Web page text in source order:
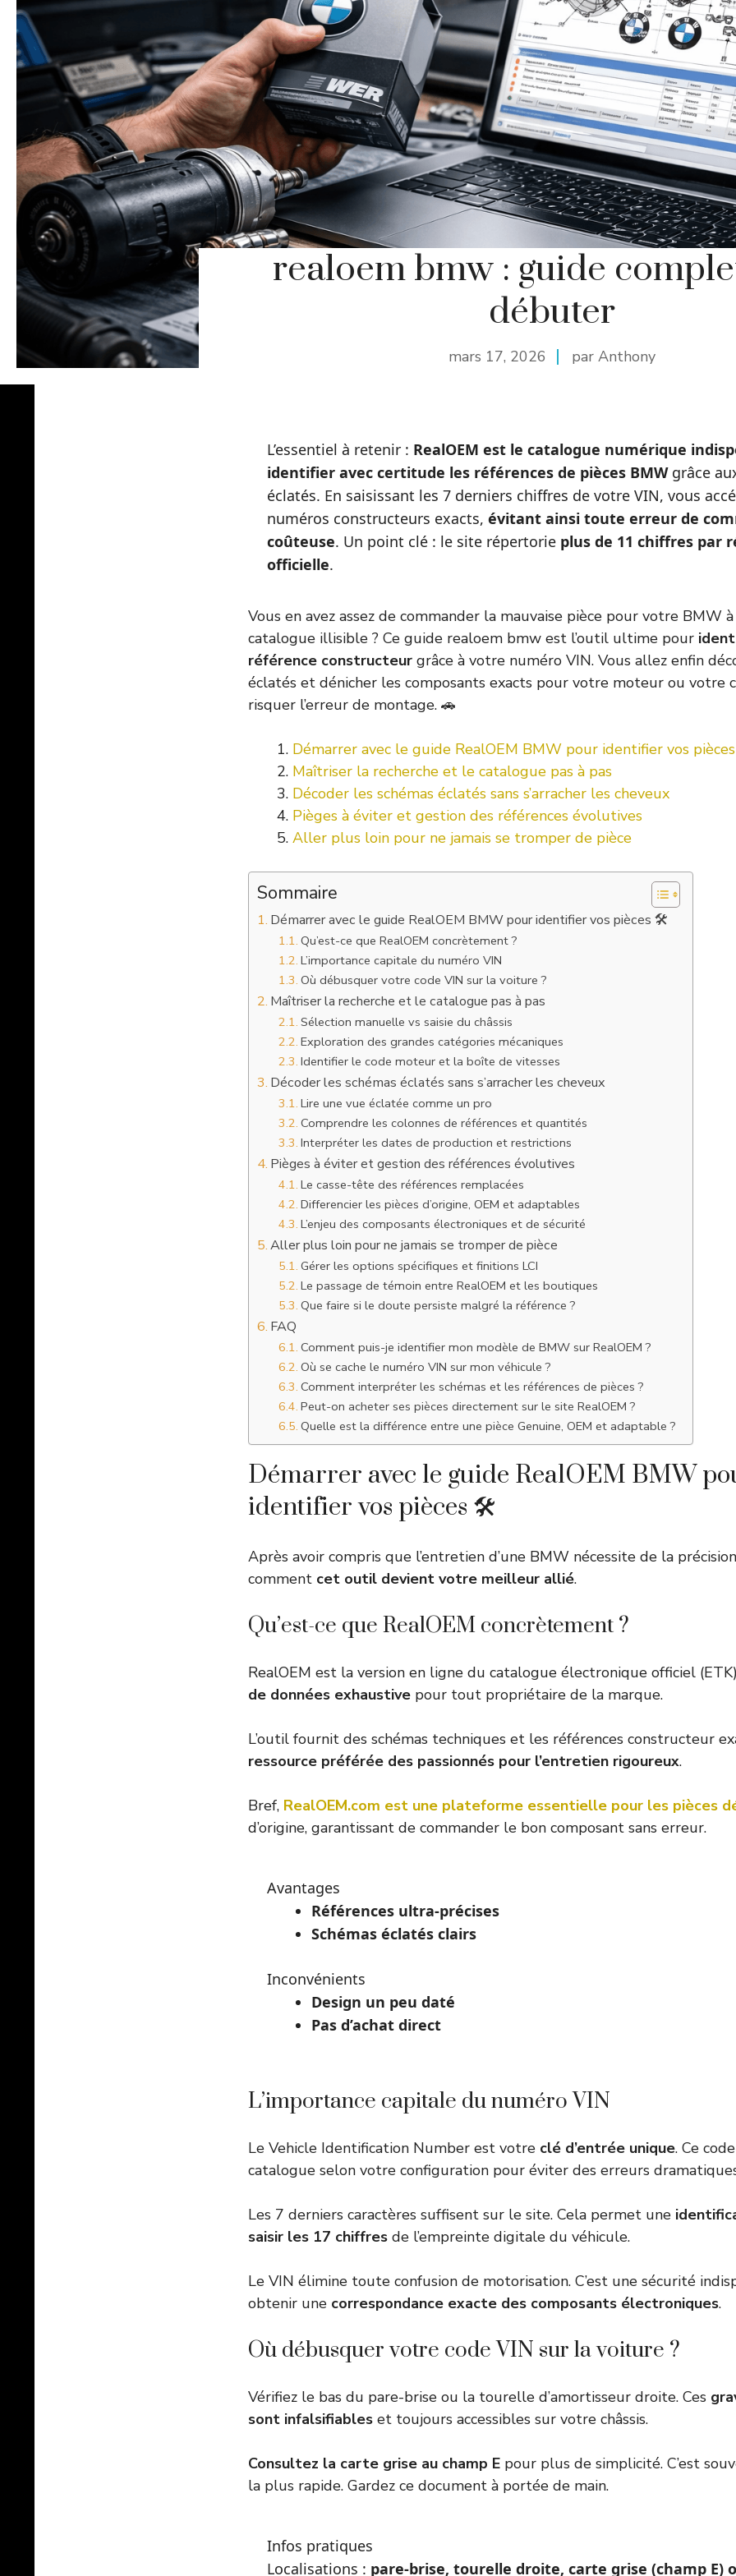
realoem bmw : guide
débuter
mars 17, 2026 par Anthony
L’essentiel à retenir : RealOEM est le catalogue numérique
identifier avec certitude les références de pièces BMWgrâce
éclatés. En saisissant les 7 derniers chiffres de votre VIN, vous
numéros constructeurs exacts, évitant ainsi toute erreur de
coûteuse. Un point clé : le site répertorie plus de 11 chiffres par
officielle.
Vous en avez assez de commander la mauvaise pièce pour votre BMW à
catalogue illisible ? Ce guide realoem bmw est l’outil ultime pour
référence constructeur grâce à votre numéro VIN. Vous allez enfin
éclatés et dénicher les composants exacts pour votre moteur ou votre
risquer l’erreur de montage. 🚗
Démarrer avec le guide RealOEM BMW pour identifier vos
Maîtriser la recherche et le catalogue pas à pas
Décoder les schémas éclatés sans s’arracher les cheveux
Pièges à éviter et gestion des références évolutives
Aller plus loin pour ne jamais se tromper de pièce
Sommaire
Démarrer avec le guide RealOEM BMW pour identifier vos pièces 🛠️
Qu’est-ce que RealOEM concrètement ?
L’importance capitale du numéro VIN
Où débusquer votre code VIN sur la voiture ?
Maîtriser la recherche et le catalogue pas à pas
Sélection manuelle vs saisie du châssis
Exploration des grandes catégories mécaniques
Identifier le code moteur et la boîte de vitesses
Décoder les schémas éclatés sans s’arracher les cheveux
Lire une vue éclatée comme un pro
Comprendre les colonnes de références et quantités
Interpréter les dates de production et restrictions
Pièges à éviter et gestion des références évolutives
Le casse-tête des références remplacées
Differencier les pièces d’origine, OEM et adaptables
L’enjeu des composants électroniques et de sécurité
Aller plus loin pour ne jamais se tromper de pièce
Gérer les options spécifiques et finitions LCI
Le passage de témoin entre RealOEM et les boutiques
Que faire si le doute persiste malgré la référence ?
FAQ
Comment puis-je identifier mon modèle de BMW sur RealOEM ?
Où se cache le numéro VIN sur mon véhicule ?
Comment interpréter les schémas et les références de pièces ?
Peut-on acheter ses pièces directement sur le site RealOEM ?
Quelle est la différence entre une pièce Genuine, OEM et adaptable ?
Démarrer avec le guide RealOEM BMW
identifier vos pièces 🛠️
Après avoir compris que l’entretien d’une BMW nécessite de la
comment cet outil devient votre meilleur allié.
Qu’est-ce que RealOEM concrètement ?
RealOEM est la version en ligne du catalogue électronique officiel
de données exhaustive pour tout propriétaire de la marque.
L’outil fournit des schémas techniques et les références constructeur
ressource préférée des passionnés pour l’entretien rigoureux.
Bref, RealOEM.com est une plateforme essentielle pour les pièces
d’origine, garantissant de commander le bon composant sans erreur.
Avantages
Références ultra-précises
Schémas éclatés clairs
Inconvénients
Design un peu daté
Pas d’achat direct
L’importance capitale du numéro VIN
Le Vehicle Identification Number est votre clé d’entrée unique. Ce
catalogue selon votre configuration pour éviter des erreurs
Les 7 derniers caractères suffisent sur le site. Cela permet une
saisir les 17 chiffres de l’empreinte digitale du véhicule.
Le VIN élimine toute confusion de motorisation. C’est une sécurité
obtenir une correspondance exacte des composants électroniques.
Où débusquer votre code VIN sur la voiture ?
Vérifiez le bas du pare-brise ou la tourelle d’amortisseur droite. Ces
sont infalsifiables et toujours accessibles sur votre châssis.
Consultez la carte grise au champ E pour plus de simplicité. C’est
la plus rapide. Gardez ce document à portée de main.
Infos pratiques
Localisations : pare-brise, tourelle droite, carte grise (champ E)